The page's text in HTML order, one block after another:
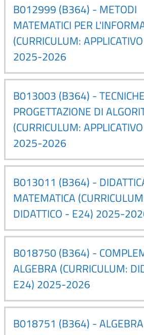
B012999 (B364) - METODI
MATEMATICI PER
(CURRICULUM:
2025-2026
B013003 (B364) -
PROGETTAZIONE DI
(CURRICULUM:
2025-2026
B013011 (B364) -
MATEMATICA
DIDATTICO - E24) 2025-
B018750 (B364) -
ALGEBRA (CURRICULUM:
E24) 2025-2026
B018751 (B364) - ALGEBRA